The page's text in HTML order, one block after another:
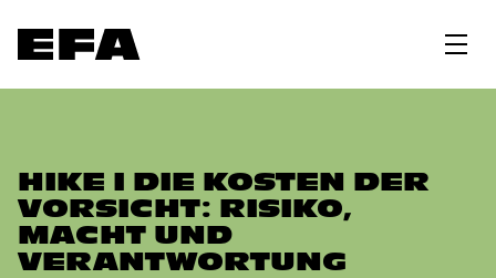
HIKE I DIE KOSTEN DER
VORSICHT: RISIKO,
MACHT UND
VERANTWORTUNG